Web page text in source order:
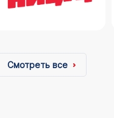
Смотреть все